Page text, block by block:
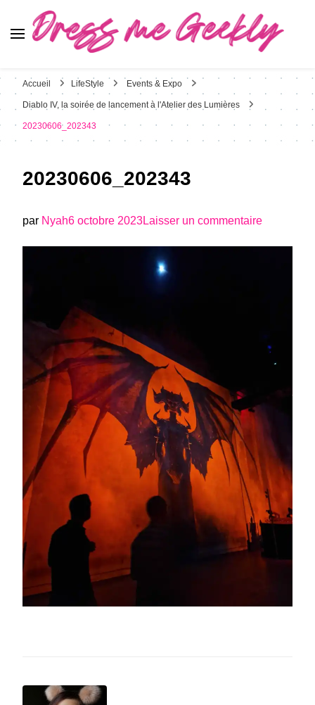
Accueil LifeStyle Events & Expo
Diablo IV, la soirée de lancement à l'Atelier des Lumières
20230606_202343
20230606_202343
par Nyah6 octobre 2023Laisser un commentairesur